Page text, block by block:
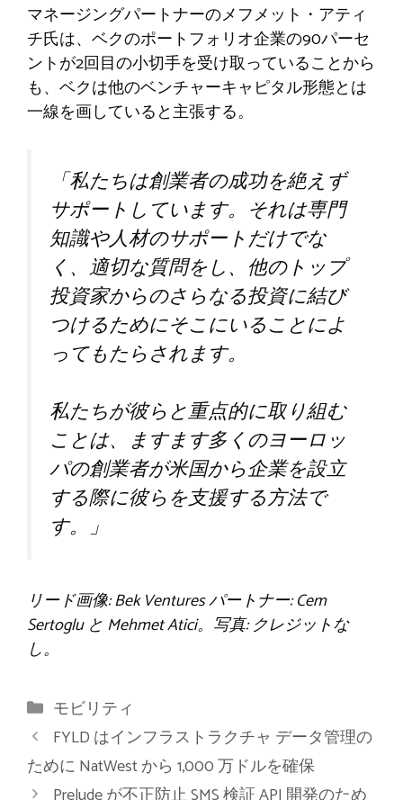
マネージングパートナーのメフメット・アティ
チ氏は、ベクのポートフォリオ企業の90パーセ
ントが2回目の小切手を受け取っていることから
も、ベクは他のベンチャーキャピタル形態とは
一線を画していると主張する。
「私たちは創業者の成功を絶えず
サポートしています。それは専門
知識や人材のサポートだけでな
く、適切な質問をし、他のトップ
投資家からのさらなる投資に結び
つけるためにそこにいることによ
ってもたらされます。
私たちが彼らと重点的に取り組む
ことは、ますます多くのヨーロッ
パの創業者が米国から企業を設立
する際に彼らを支援する方法で
す。」
リード画像: Bek Ventures パートナー: Cem
Sertoglu と Mehmet Atici。写真: クレジットな
し。
カ
テ
ゴ
リ
モビリティ
FYLD はインフラストラクチャ データ管理の
ために NatWest から 1,000 万ドルを確保